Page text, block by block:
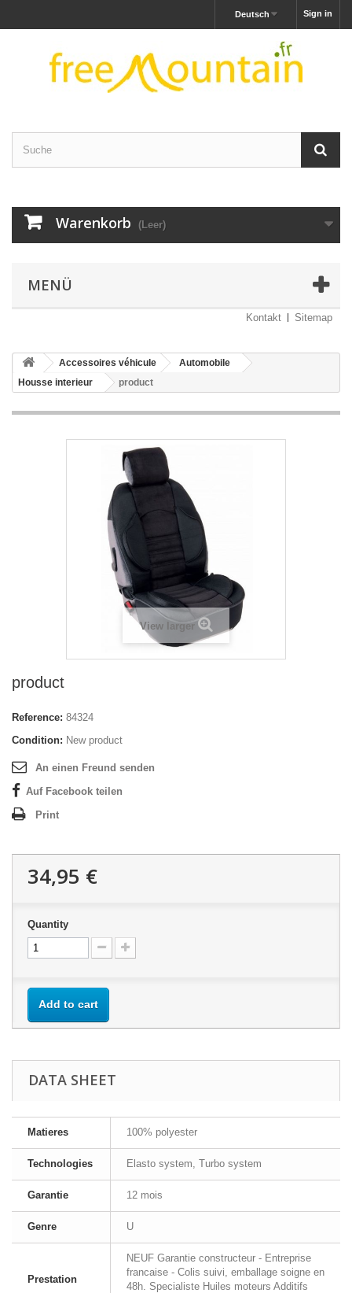
Sign in
Deutsch
Warenkorb (Leer)
MENÜ
Kontakt Sitemap
Accessoires véhicule
Automobile
Housse interieur
product
View larger
product
Reference: 84324
Condition: New product
An einen Freund senden
Auf Facebook teilen
Print
34,95 €
Quantity
Add to cart
DATA SHEET
Matieres 100% polyester
Technologies Elasto system, Turbo system
Garantie 12 mois
Genre U
Prestation
NEUF Garantie constructeur - Entreprise
francaise - Colis suivi, emballage soigne en
48h. Specialiste Huiles moteurs Additifs